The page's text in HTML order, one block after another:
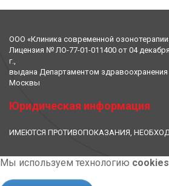
ООО «Клиника современной
Лицензия № ЛО-77-01-011400 от 04
г.,
выдана Департаментом здравоохранения
Москвы
Юридическая информация
ИМЕЮТСЯ ПРОТИВОПОКАЗАНИЯ,
Мы используем технологию cookies